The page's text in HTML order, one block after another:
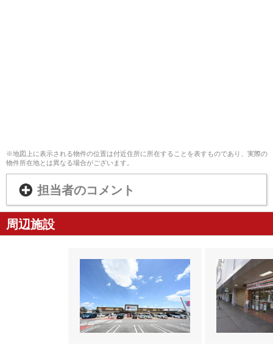
※地図上に表示される物件の位置は付近住所に所在することを表すものであり、実際の
物件所在地とは異なる場合がございます。
担当者のコメント
周辺施設